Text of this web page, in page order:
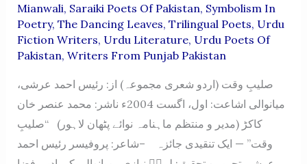
Mianwali, Saraiki Poets Of Pakistan, Symbolism In
Poetry, The Dancing Leaves, Trilingual Poets, Urdu
Fiction Writers, Urdu Literature, Urdu Poets Of
Pakistan, Writers From Punjab Pakistan
صلیبِ وقت (اردو شعری مجموعہ) از: رئیس احمد عرشی،
میانوالی اشاعت: اول، اگست 2004ء ناشر: محمد عنصر خان
کاکڑ (مدیر و منتظم ماہنامہ نوائے پٹھان لاہور) “صلیبِ
وقت” — ایک تنقیدی جائزہ –شاعر: پروفیسر رئیس احمد